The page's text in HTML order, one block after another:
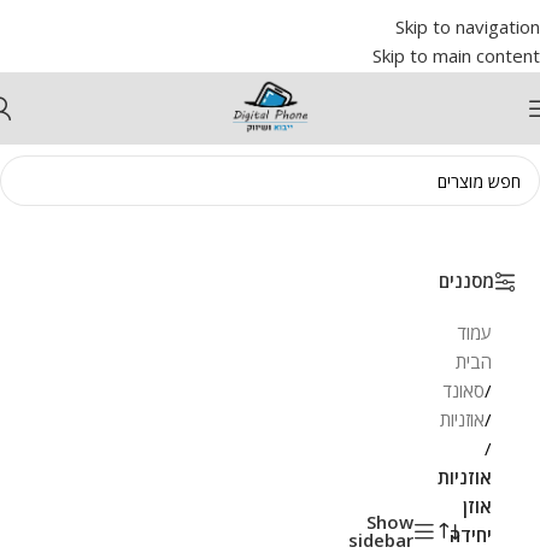
Skip to navigation
Skip to main content
מסננים
עמוד
הבית
/סאונד
/אוזניות
/
אוזניות
אוזן
יחידה
Show
sidebar